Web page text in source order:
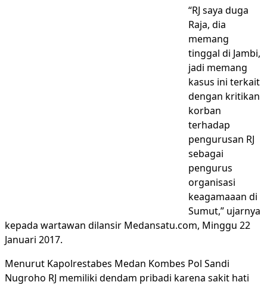
“RJ saya duga
Raja, dia
memang
tinggal di Jambi,
jadi memang
kasus ini terkait
dengan kritikan
korban
terhadap
pengurusan RJ
sebagai
pengurus
organisasi
keagamaaan di
Sumut,” ujarnya
kepada wartawan dilansir Medansatu.com, Minggu 22
Januari 2017.
Menurut Kapolrestabes Medan Kombes Pol Sandi
Nugroho RJ memiliki dendam pribadi karena sakit hati